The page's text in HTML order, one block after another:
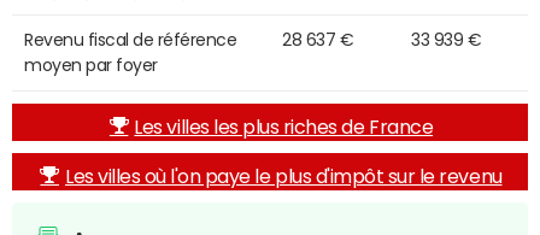
Revenu fiscal de référence
moyen par foyer
28 637 € 33 939 €
Les villes les plus riches de France
Les villes où l'on paye le plus d'impôt sur le revenu